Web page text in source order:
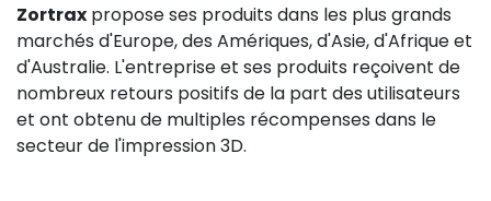
Zortrax propose ses produits dans les plus grands
marchés d'Europe, des Amériques, d'Asie, d'Afrique et
d'Australie. L'entreprise et ses produits reçoivent de
nombreux retours positifs de la part des utilisateurs
et ont obtenu de multiples récompenses dans le
secteur de l'impression 3D.